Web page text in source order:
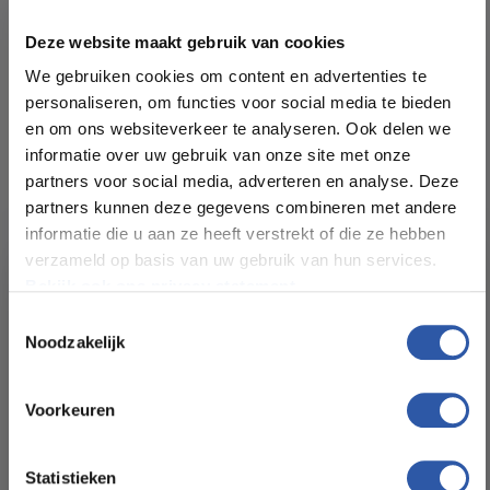
Deze website maakt gebruik van cookies
We gebruiken cookies om content en advertenties te
personaliseren, om functies voor social media te bieden
en om ons websiteverkeer te analyseren. Ook delen we
informatie over uw gebruik van onze site met onze
partners voor social media, adverteren en analyse. Deze
partners kunnen deze gegevens combineren met andere
informatie die u aan ze heeft verstrekt of die ze hebben
verzameld op basis van uw gebruik van hun services.
Noodzakelijk
Voorkeuren
Statistieken
Specificaties
Kleur: Hout
Plankdikte (mm): 1.722 m²
Formaat Br x L (cm):
Levertijd: 2 tot 3 werkdagen
25 jaar
betaalbare prijzen. Profiteer van een zorgeloze installatie